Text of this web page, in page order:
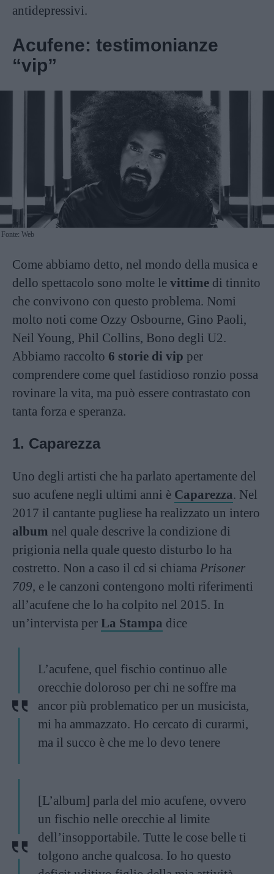
antidepressivi.
Acufene: testimonianze
“vip”
Fonte: Web
Come abbiamo detto, nel mondo della musica e
dello spettacolo sono molte le vittime di tinnito
che convivono con questo problema. Nomi
molto noti come Ozzy Osbourne, Gino Paoli,
Neil Young, Phil Collins, Bono degli U2.
Abbiamo raccolto 6 storie di vip per
comprendere come quel fastidioso ronzio possa
rovinare la vita, ma può essere contrastato con
tanta forza e speranza.
1. Caparezza
Uno degli artisti che ha parlato apertamente del
suo acufene negli ultimi anni è Caparezza. Nel
2017 il cantante pugliese ha realizzato un intero
album nel quale descrive la condizione di
prigionia nella quale questo disturbo lo ha
costretto. Non a caso il cd si chiama Prisoner
709, e le canzoni contengono molti riferimenti
all’acufene che lo ha colpito nel 2015. In
un’intervista per La Stampa dice
L’acufene, quel fischio continuo alle
orecchie doloroso per chi ne soffre ma
ancor più problematico per un musicista,
mi ha ammazzato. Ho cercato di curarmi,
ma il succo è che me lo devo tenere
[L’album] parla del mio acufene, ovvero
un fischio nelle orecchie al limite
dell’insopportabile. Tutte le cose belle ti
tolgono anche qualcosa. Io ho questo